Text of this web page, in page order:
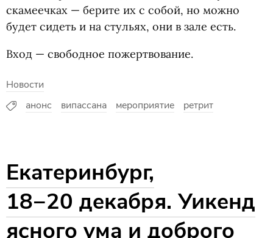
скамеечках — берите их с собой, но можно
будет сидеть и на стульях, они в зале есть.
Вход — свободное пожертвование.
Новости
анонс
випассана мероприятие ретрит
Екатеринбург,
18−20 декабря. Уикенд
ясного ума и доброго